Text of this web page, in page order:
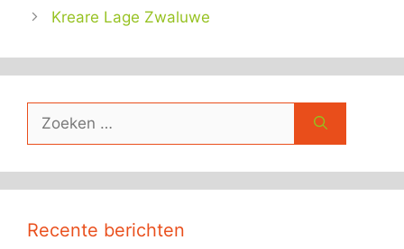
Kreare Lage Zwaluwe
naar:
Recente berichten